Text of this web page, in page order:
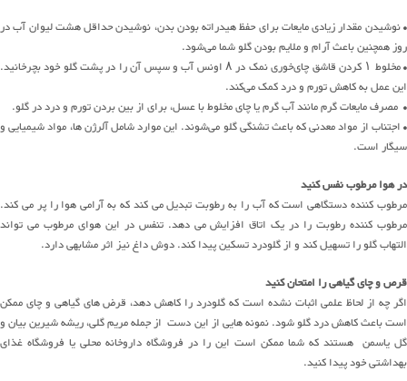
• نوشیدن مقدار زیادی مایعات برای حفظ هیدراته بودن بدن، نوشیدن حداقل هشت لیوان آب در
روز همچنین باعث آرام و ملایم بودن گلو شما می‌شود.
• مخلوط ۱ کردن قاشق چای‌خوری نمک در ۸ اونس آب و سپس آن را در پشت گلو خود بچرخانید.
این عمل به کاهش تورم و درد کمک می‌کند.
• مصرف مایعات گرم مانند آب گرم یا چای مخلوط با عسل، برای از بین بردن تورم و درد در گلو.
• اجتناب از مواد معدنی که باعث تشنگی گلو می‌شوند. این موارد شامل آلرژن ها، مواد شیمیایی و
سیگار است.
در هوا مرطوب نفس کنید
مرطوب کننده دستگاهی است که آب را به رطوبت تبدیل می کند که به آرامی هوا را پر می کند.
مرطوب کننده رطوبت را در یک اتاق افزایش می دهد.تنفس در این هوای مرطوب می تواند
التهاب گلو را تسهیل کند و از گلودرد تسکین پیدا کند.دوش داغ نیز اثر مشابهی دارد.
قرص و چای گیاهی را امتحان کنید
اگر چه از لحاظ علمی اثبات نشده است که گلودرد را کاهش دهد، قرض های گیاهی و چای ممکن
است باعث کاهش درد گلو شود.نمونه هایی از این دست از جمله مریم گلی، ریشه شیرین بیان و
گل یاسمن هستند که شما ممکن است این را در فروشگاه داروخانه محلی یا فروشگاه غذای
بهداشتی خود پیدا کنید.